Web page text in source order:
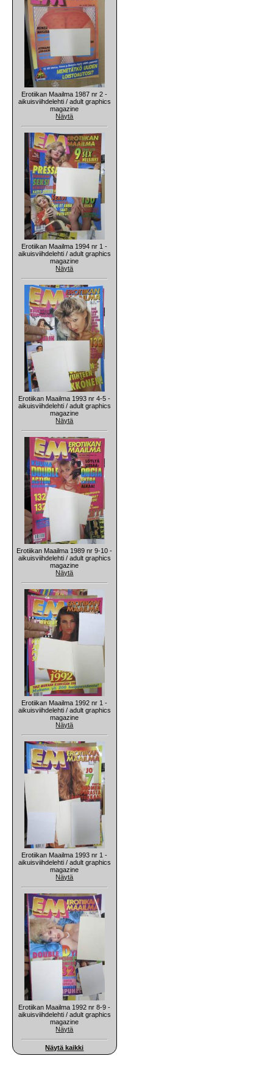
Erotiikan Maailma 1987 nr 2 -
aikuisviihdelehti / adult graphics
magazine
Näytä
Erotiikan Maailma 1994 nr 1 -
aikuisviihdelehti / adult graphics
magazine
Näytä
Erotiikan Maailma 1993 nr 4-5 -
aikuisviihdelehti / adult graphics
magazine
Näytä
Erotiikan Maailma 1989 nr 9-10 -
aikuisviihdelehti / adult graphics
magazine
Näytä
Erotiikan Maailma 1992 nr 1 -
aikuisviihdelehti / adult graphics
magazine
Näytä
Erotiikan Maailma 1993 nr 1 -
aikuisviihdelehti / adult graphics
magazine
Näytä
Erotiikan Maailma 1992 nr 8-9 -
aikuisviihdelehti / adult graphics
magazine
Näytä
Näytä kaikki